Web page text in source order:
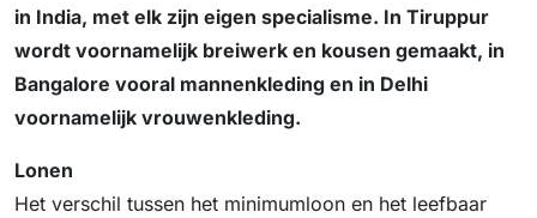
in India, met elk zijn eigen specialisme. In Tiruppur
wordt voornamelijk breiwerk en kousen gemaakt, in
Bangalore vooral mannenkleding en in Delhi
voornamelijk vrouwenkleding.
Lonen
Het verschil tussen het minimumloon en het leefbaar